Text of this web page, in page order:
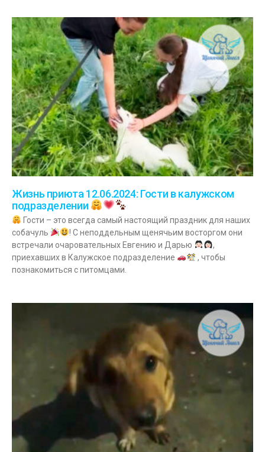
Жизнь приюта 12.06.2024: Гости в калужском
подразделении
Гости – это всегда самый настоящий праздник для наших
собачуль
! С неподдельным щенячьим восторгом они
встречали очаровательных Евгению и Дарью
,
приехавших в Калужское подразделение
, чтобы
познакомиться с питомцами.